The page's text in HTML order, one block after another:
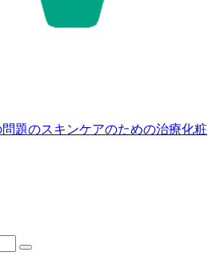
題のスキンケアのための治療化粧